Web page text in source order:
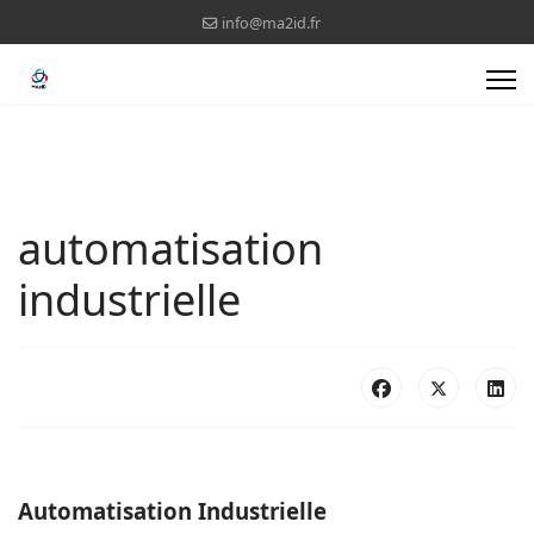
info@ma2id.fr
automatisation
industrielle
Automatisation Industrielle